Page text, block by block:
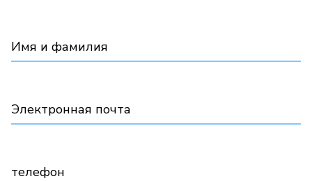
Имя и фамилия
Электронная почта
телефон